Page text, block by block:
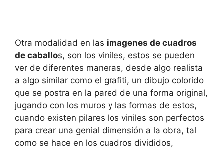
Otra modalidad en las imagenes de cuadros
de caballos, son los viniles, estos se pueden
ver de diferentes maneras, desde algo realista
a algo similar como el grafiti, un dibujo colorido
que se postra en la pared de una forma original,
jugando con los muros y las formas de estos,
cuando existen pilares los viniles son perfectos
para crear una genial dimensión a la obra, tal
como se hace en los cuadros divididos,